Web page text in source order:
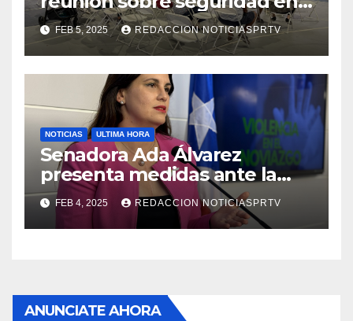
Reparto Metropolitano
FEB 5, 2025 REDACCION NOTICIASPRTV
NOTICIAS ULTIMA HORA
Senadora Ada Álvarez
presenta medidas ante la
violencia en el noviazgo
FEB 4, 2025 REDACCION NOTICIASPRTV
ANUNCIATE AHORA